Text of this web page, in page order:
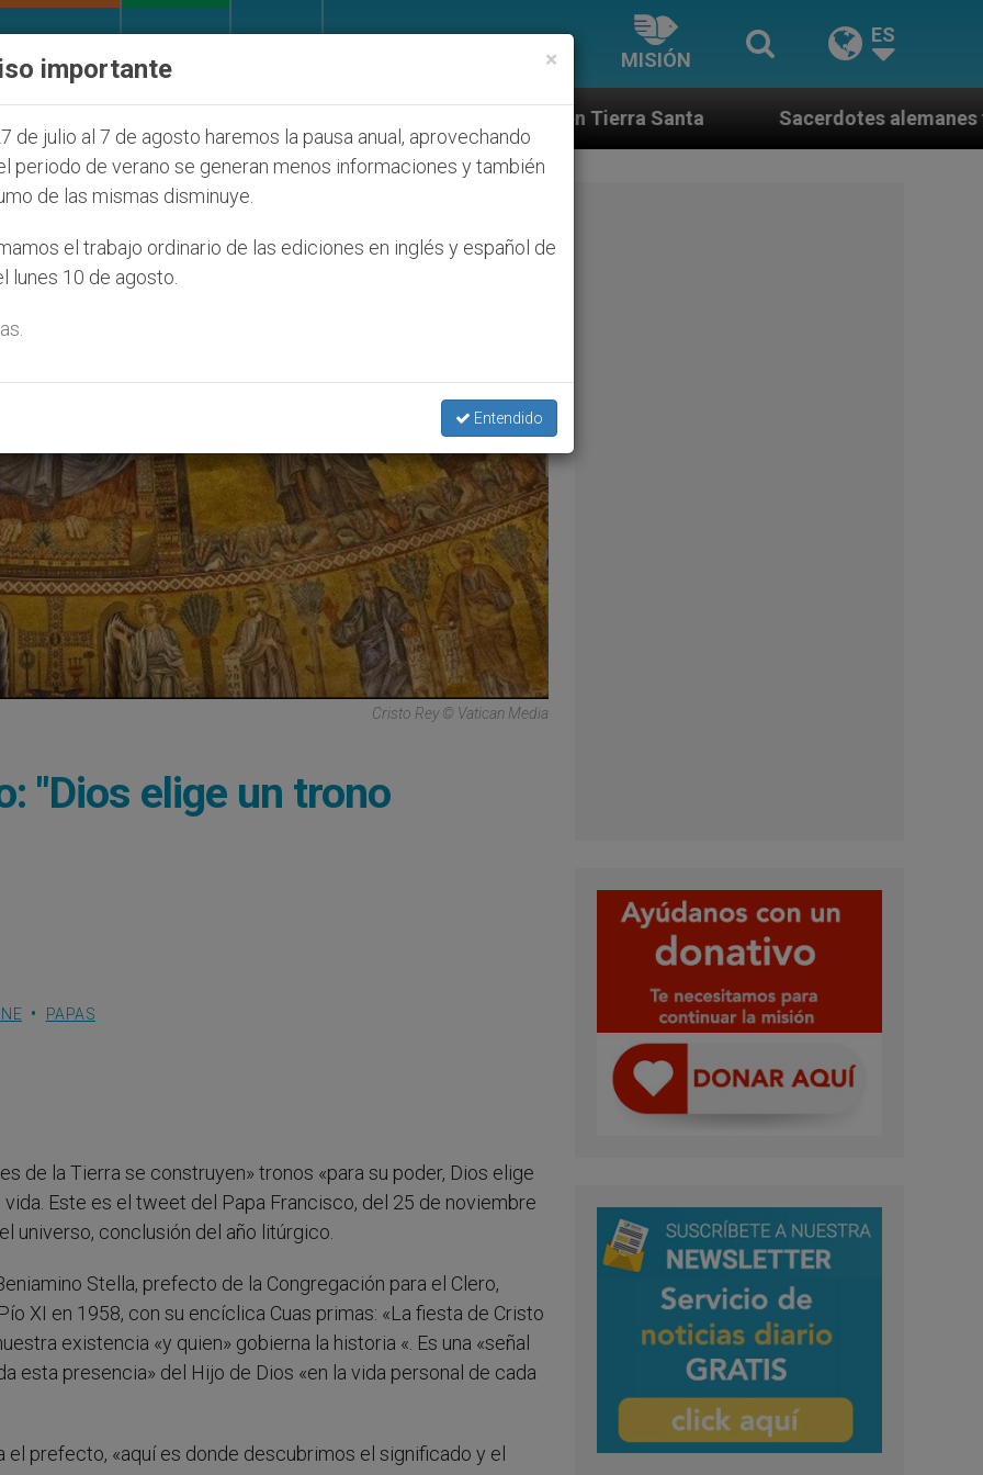
MISIÓN
ES
Sacerdotes alemanes fieles al Papa
Cristo Rey © Vatican Media
"Dios elige un trono
PAPAS
de la Tierra se construyen» tronos «para su poder, Dios elige
Este es el tweet del Papa Francisco, del 25 de noviembre
universo, conclusión del año litúrgico.
Stella, prefecto de la Congregación para el Clero,
XI en 1958, con su encíclica Cuas primas: «La fiesta de Cristo
existencia «y quien» gobierna la historia «. Es una «señal
esta presencia» del Hijo de Dios «en la vida personal de cada
prefecto, «aquí es donde descubrimos el significado y el
×
importante
de julio al 7 de agosto haremos la pausa anual, aprovechando
periodo de verano se generan menos informaciones y también
de las mismas disminuye.
el trabajo ordinario de las ediciones en inglés y español de
lunes 10 de agosto.
Entendido